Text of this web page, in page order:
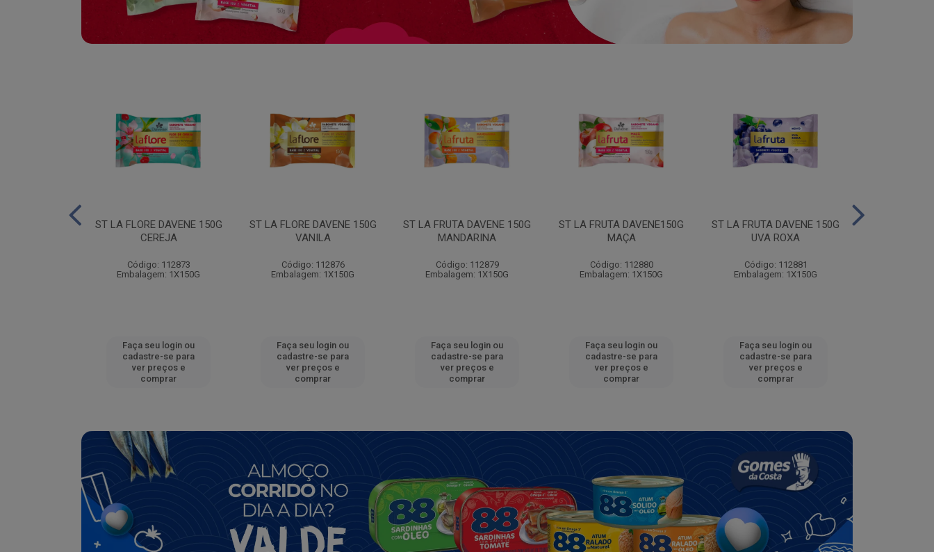
ST LA FLORE DAVENE 150G
CEREJA
Código: 112873
Embalagem: 1X150G
Faça seu login ou
cadastre-se para
ver preços e
comprar
ST LA FLORE DAVENE 150G
VANILA
Código: 112876
Embalagem: 1X150G
Faça seu login ou
cadastre-se para
ver preços e
comprar
ST LA FRUTA DAVENE 150G
MANDARINA
Código: 112879
Embalagem: 1X150G
Faça seu login ou
cadastre-se para
ver preços e
comprar
ST LA FRUTA DAVENE150G
MAÇA
Código: 112880
Embalagem: 1X150G
Faça seu login ou
cadastre-se para
ver preços e
comprar
ST LA FRUTA DAVENE 150G
UVA ROXA
Código: 112881
Embalagem: 1X150G
Faça seu login ou
cadastre-se para
ver preços e
comprar